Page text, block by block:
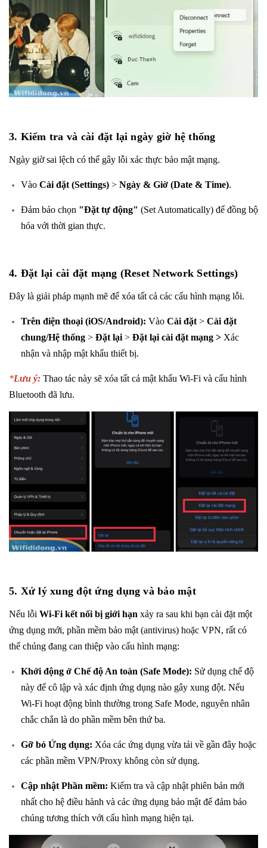
3. Kiểm tra và cài đặt lại ngày giờ hệ thống
Ngày giờ sai lệch có thể gây lỗi xác thực bảo mật mạng.
Vào Cài đặt (Settings) > Ngày & Giờ (Date & Time).
Đảm bảo chọn "Đặt tự động" (Set Automatically) để đồng bộ
hóa với thời gian thực.
4. Đặt lại cài đặt mạng (Reset Network Settings)
Đây là giải pháp mạnh mẽ để xóa tất cả các cấu hình mạng lỗi.
Trên điện thoại (iOS/Android): Vào Cài đặt > Cài đặt
chung/Hệ thống > Đặt lại > Đặt lại cài đặt mạng > Xác
nhận và nhập mật khẩu thiết bị.
*Lưu ý: Thao tác này sẽ xóa tất cả mật khẩu Wi-Fi và cấu hình
Bluetooth đã lưu.
5. Xử lý xung đột ứng dụng và bảo mật
Nếu lỗi Wi-Fi kết nối bị giới hạn xảy ra sau khi bạn cài đặt một
ứng dụng mới, phần mềm bảo mật (antivirus) hoặc VPN, rất có
thể chúng đang can thiệp vào cấu hình mạng:
Khởi động ở Chế độ An toàn (Safe Mode): Sử dụng chế độ
này để cô lập và xác định ứng dụng nào gây xung đột. Nếu
Wi-Fi hoạt động bình thường trong Safe Mode, nguyên nhân
chắc chắn là do phần mềm bên thứ ba.
Gỡ bỏ Ứng dụng: Xóa các ứng dụng vừa tải về gần đây hoặc
các phần mềm VPN/Proxy không còn sử dụng.
Cập nhật Phần mềm: Kiểm tra và cập nhật phiên bản mới
nhất cho hệ điều hành và các ứng dụng bảo mật để đảm bảo
chúng tương thích với cấu hình mạng hiện tại.